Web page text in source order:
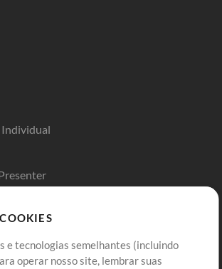
Individual
Entre
e tecnologias semelhantes (incluindo
operar nosso site, lembrar suas